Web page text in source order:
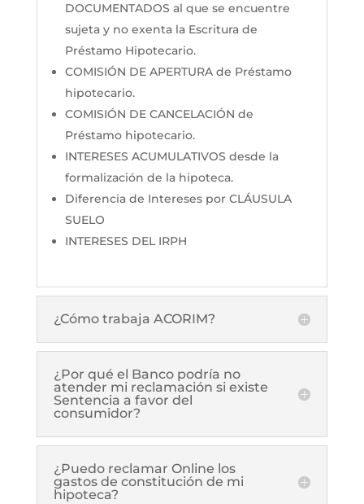
DOCUMENTADOS al que se encuentre
sujeta y no exenta la Escritura de
Préstamo Hipotecario.
COMISIÓN DE APERTURA de Préstamo
hipotecario.
COMISIÓN DE CANCELACIÓN de
Préstamo hipotecario.
INTERESES ACUMULATIVOS desde la
formalización de la hipoteca.
Diferencia de Intereses por CLÁUSULA
SUELO
INTERESES DEL IRPH
¿Cómo trabaja ACORIM?
¿Por qué el Banco podría no
atender mi reclamación si existe
Sentencia a favor del
consumidor?
¿Puedo reclamar Online los
gastos de constitución de mi
hipoteca?